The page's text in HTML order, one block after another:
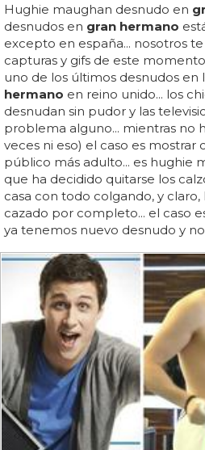
Hughie maughan desnudo en
desnudos en gran hermano
excepto en españa... nosotros
capturas y gifs de este
uno de los últimos desnudos en
hermano en reino unido... los
desnudan sin pudor y las
problema alguno... mientras no
veces ni eso) el caso es mostrar
público más adulto... es hughie
que ha decidido quitarse los
casa con todo colgando, y claro,
cazado por completo... el caso
ya tenemos nuevo desnudo y